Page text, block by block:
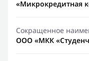
«Микрокредитная
Сокращенное
ООО «МКК